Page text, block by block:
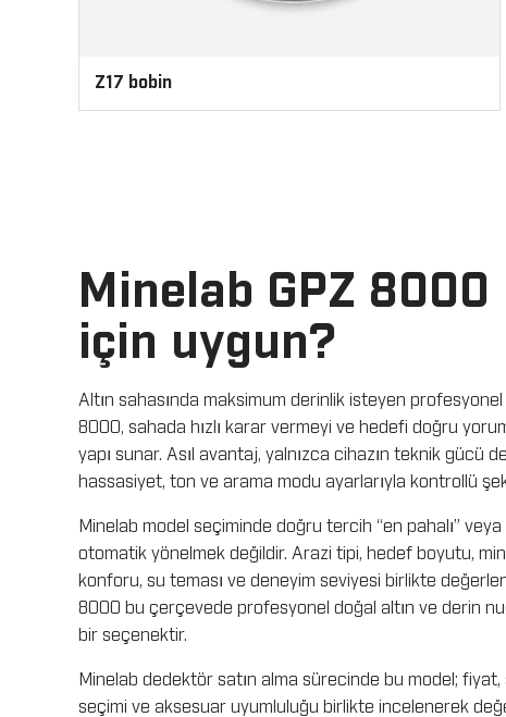
Z17 bobin
Minelab GPZ
için uygun?
Altın sahasında maksimum derinlik isteyen profesyonel
8000, sahada hızlı karar vermeyi ve hedefi doğru
yapı sunar. Asıl avantaj, yalnızca cihazın teknik gücü
hassasiyet, ton ve arama modu ayarlarıyla kontrollü
Minelab model seçiminde doğru tercih “en pahalı” veya
otomatik yönelmek değildir. Arazi tipi, hedef boyutu,
konforu, su teması ve deneyim seviyesi birlikte
8000 bu çerçevede profesyonel doğal altın ve derin
bir seçenektir.
Minelab dedektör satın alma sürecinde bu model;
seçimi ve aksesuar uyumluluğu birlikte incelenerek